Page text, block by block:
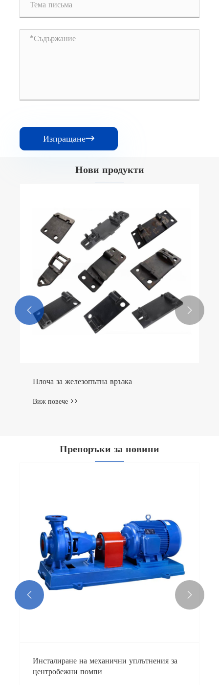
Изпращане
Нови продукти
Плоча за железопътна връзка
Виж повече >>
 
Препоръки за новини
Инсталиране на механични уплътнения за
центробежни помпи
 